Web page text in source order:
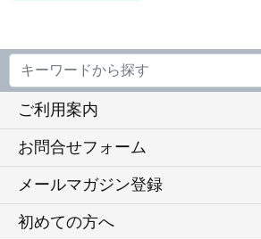
ご利用案内
お問合せフォーム
メールマガジン登録
初めての方へ